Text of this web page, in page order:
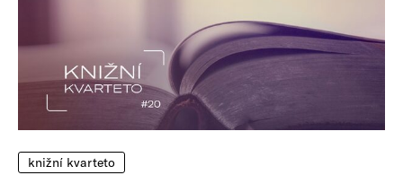
knižní kvarteto